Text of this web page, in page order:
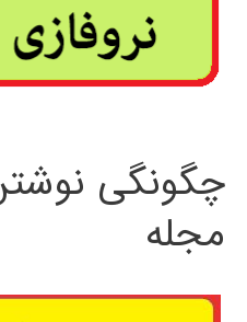
چگونگی
مجله